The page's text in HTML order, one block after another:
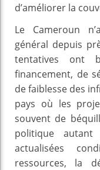
d’améliorer la
Le Cameroun
général depuis
tentatives ont
financement, de
de faiblesse des
pays où les
souvent de
politique autant
actualisées
ressources, la